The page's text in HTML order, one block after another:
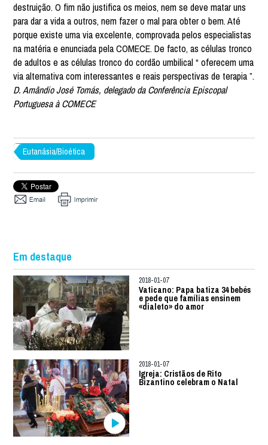
destruição. O fim não justifica os meios, nem se deve matar uns
para dar a vida a outros, nem fazer o mal para obter o bem. Até
porque existe uma via excelente, comprovada pelos especialistas
na matéria e enunciada pela COMECE. De facto, as células tronco
de adultos e as células tronco do cordão umbilical “ oferecem uma
via alternativa com interessantes e reais perspectivas de terapia ”.
D. Amândio José Tomás, delegado da Conferência Episcopal
Portuguesa à COMECE
Eutanásia/Bioética
Em destaque
2018-01-07
Vaticano: Papa batiza 34 bebés
e pede que famílias ensinem
«dialeto» do amor
2018-01-07
Igreja: Cristãos de Rito
Bizantino celebram o Natal